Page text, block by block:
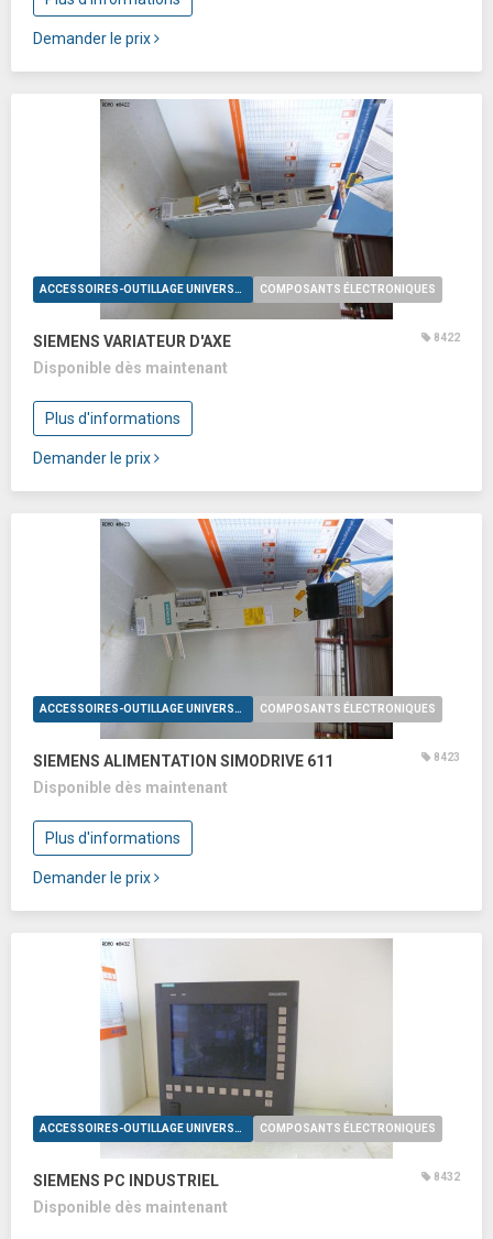
Demander le prix
ACCESSOIRES-OUTILLAGE UNIVERSELS COMPOSANTS ÉLECTRONIQUES
SIEMENS VARIATEUR D'AXE 8422
Disponible dès maintenant
Plus d'informations
Demander le prix
ACCESSOIRES-OUTILLAGE UNIVERSELS COMPOSANTS ÉLECTRONIQUES
SIEMENS ALIMENTATION SIMODRIVE 611 8423
Disponible dès maintenant
Plus d'informations
Demander le prix
ACCESSOIRES-OUTILLAGE UNIVERSELS COMPOSANTS ÉLECTRONIQUES
SIEMENS PC INDUSTRIEL 8432
Disponible dès maintenant